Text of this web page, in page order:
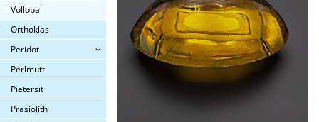
Vollopal
Orthoklas
Peridot
Perlmutt
Pietersit
Prasiolith